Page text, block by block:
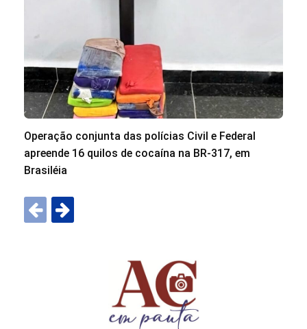
Operação conjunta das polícias Civil e Federal
apreende 16 quilos de cocaína na BR-317, em
Brasiléia